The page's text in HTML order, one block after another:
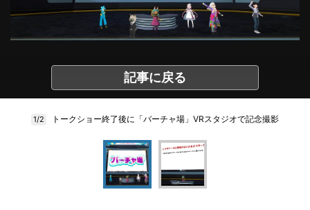
記事に戻る
1/2 トークショー終了後に「バーチャ場」VRスタジオで記念撮影